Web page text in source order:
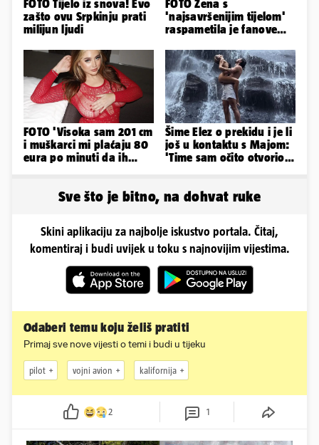
FOTO Tijelo iz snova! Evo
zašto ovu Srpkinju prati
milijun ljudi
FOTO Žena s
'najsavršenijim tijelom'
raspametila je fanove
plićaka
FOTO 'Visoka sam 201 cm
i muškarci mi plaćaju 80
eura po minuti da ih
Šime Elez o prekidu i je li
još u kontaktu s Majom:
'Time sam očito otvorio
Sve što je bitno, na dohvat ruke
Skini aplikaciju za najbolje iskustvo portala. Čitaj,
komentiraj i budi uvijek u toku s najnovijim vijestima.
Odaberi temu koju želiš pratiti
Primaj sve nove vijesti o temi i budi u tijeku
pilot vojni avion kalifornija
2 1